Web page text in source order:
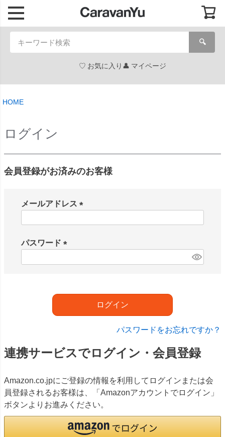
🔍
お気に入り マイページ
HOME
ログイン
会員登録がお済みのお客様
メールアドレス
パスワード
)
ログイン
パスワードをお忘れですか？
連携サービスでログイン・会員登録
Amazon.co.jpにご登録の情報を利用してログインまたは会
員登録されるお客様は、「Amazonアカウントでログイン」
ボタンよりお進みください。